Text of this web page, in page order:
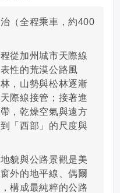
（全程乘車，約400
從加州城市天際線
性的荒漠公路風
，山勢與松林逐漸
際線接管；接著進
，乾燥空氣與遠方
「西部」的尺度與
貌與公路景觀是美
外的地平線、偶爾
構成最純粹的公路